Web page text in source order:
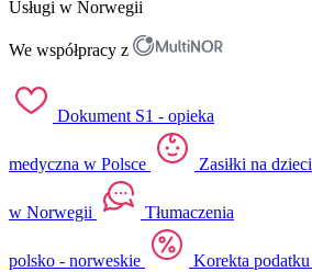
Usługi w Norwegii
We współpracy z
Dokument S1 - opieka
medyczna w Polsce Zasiłki na dzieci
w Norwegii Tłumaczenia
polsko - norweskie Korekta podatku